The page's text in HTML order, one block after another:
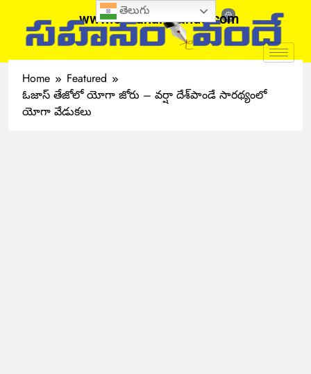
www.sahanamvande.com
Home
Featured
ఓజాస్ తేజోలో యోగా జోరు – వర్షా దేశ్‌పాండే సారథ్యంలో
యోగా వేడుకలు
తెలుగు